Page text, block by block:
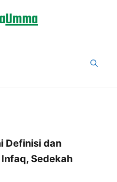
Definisi dan
Sedekah